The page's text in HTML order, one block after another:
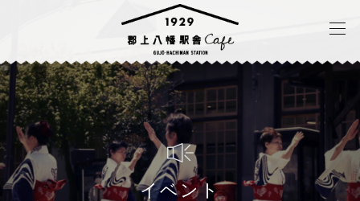
イベント